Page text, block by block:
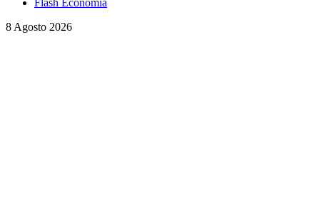
8 Agosto 2026